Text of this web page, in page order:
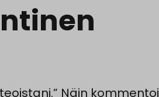
Näin kommentoi